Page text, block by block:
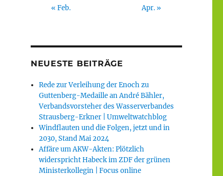
« Feb. Apr. »
NEUESTE BEITRÄGE
Rede zur Verleihung der Enoch zu
Guttenberg-Medaille an André Bähler,
Verbandsvorsteher des Wasserverbandes
Strausberg-Erkner | Umweltwatchblog
Windflauten und die Folgen, jetzt und in
2030, Stand Mai 2024
Affäre um AKW-Akten: Plötzlich
widerspricht Habeck im ZDF der grünen
Ministerkollegin | Focus online